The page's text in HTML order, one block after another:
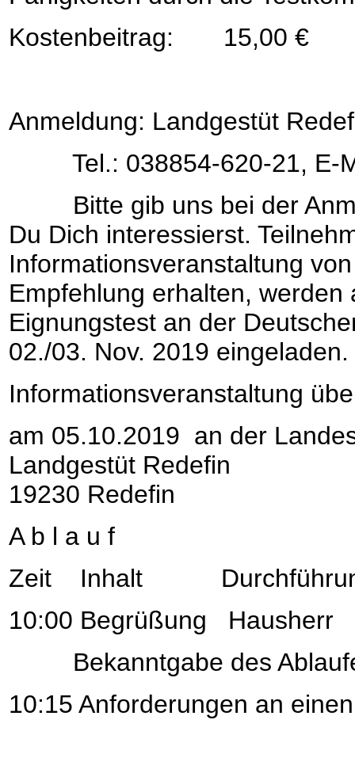
Kostenbeitrag: 15,00 €
Anmeldung: Landgestüt
Tel.: 038854-620-21, E-
Bitte gib uns bei der
Du Dich interessierst.
Informationsveranstaltung
Empfehlung erhalten,
Eignungstest an der
02./03. Nov. 2019 eingeladen.
Informationsveranstaltung
am 05.10.2019 an der
Landgestüt Redefin
19230 Redefin
A b l a u f
Zeit Inhalt
10:00 Begrüßung Hausherr
Bekanntgabe des
10:15 Anforderungen an